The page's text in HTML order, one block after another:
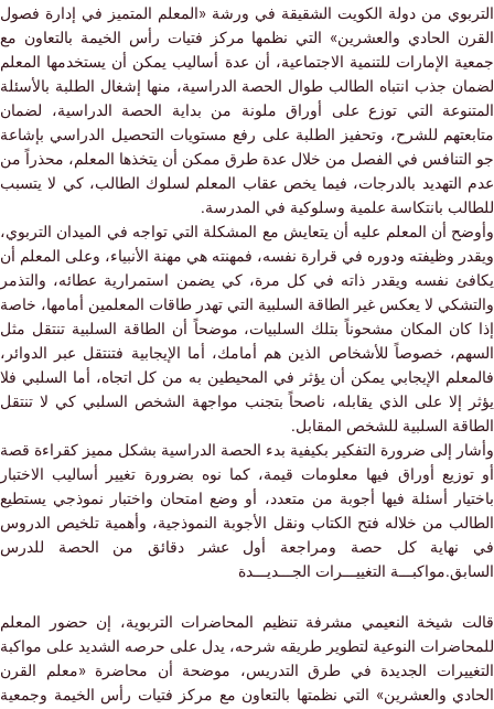
من دولة الكويت الشقيقة في ورشة «المعلم المتميز في إدارة فصول
الحادي والعشرين» التي نظمها مركز فتيات رأس الخيمة بالتعاون مع
الإمارات للتنمية الاجتماعية، أن عدة أساليب يمكن أن يستخدمها المعلم
جذب انتباه الطالب طوال الحصة الدراسية، منها إشغال الطلبة بالأسئلة
التي توزع على أوراق ملونة من بداية الحصة الدراسية، لضمان
للشرح، وتحفيز الطلبة على رفع مستويات التحصيل الدراسي بإشاعة
في الفصل من خلال عدة طرق ممكن أن يتخذها المعلم، محذراً من
بالدرجات، فيما يخص عقاب المعلم لسلوك الطالب، كي لا يتسبب
بانتكاسة علمية وسلوكية في المدرسة.
أن المعلم عليه أن يتعايش مع المشكلة التي تواجه في الميدان التربوي،
وظيفته ودوره في قرارة نفسه، فمهنته هي مهنة الأنبياء، وعلى المعلم أن
نفسه ويقدر ذاته في كل مرة، كي يضمن استمرارية عطائه، والتذمر
لا يعكس غير الطاقة السلبية التي تهدر طاقات المعلمين أمامها، خاصة
المكان مشحوناً بتلك السلبيات، موضحاً أن الطاقة السلبية تنتقل مثل
خصوصاً للأشخاص الذين هم أمامك، أما الإيجابية فتنتقل عبر الدوائر،
الإيجابي يمكن أن يؤثر في المحيطين به من كل اتجاه، أما السلبي فلا
إلا على الذي يقابله، ناصحاً بتجنب مواجهة الشخص السلبي كي لا تنتقل
السلبية للشخص المقابل.
إلى ضرورة التفكير بكيفية بدء الحصة الدراسية بشكل مميز كقراءة قصة
أوراق فيها معلومات قيمة، كما نوه بضرورة تغيير أساليب الاختبار
أسئلة فيها أجوبة من متعدد، أو وضع امتحان واختبار نموذجي يستطيع
من خلاله فتح الكتاب ونقل الأجوبة النموذجية، وأهمية تلخيص الدروس
كل حصة ومراجعة أول عشر دقائق من الحصة للدرس
التغييـــرات الجـــديـــدة
شيخة النعيمي مشرفة تنظيم المحاضرات التربوية، إن حضور المعلم
النوعية لتطوير طريقه شرحه، يدل على حرصه الشديد على مواكبة
الجديدة في طرق التدريس، موضحة أن محاضرة «معلم القرن
والعشرين» التي نظمتها بالتعاون مع مركز فتيات رأس الخيمة وجمعية